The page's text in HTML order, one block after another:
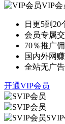
VIP会
日更5到20
会员专属
70％推广
国内外网
全站无广
开通VIP会员